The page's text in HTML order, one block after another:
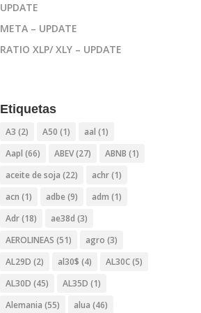
UPDATE
META – UPDATE
RATIO XLP/ XLY – UPDATE
Etiquetas
A3 (2) A50 (1) aal (1)
Aapl (66) ABEV(27) ABNB (1)
aceite de soja (22) achr(1)
acn (1) adbe (9) adm (1)
Adr(18) ae38d (3)
AEROLINEAS (51) agro (3)
AL29D (2) al30$ (4) AL30C(5)
AL30D (45) AL35D (1)
Alemania (55) alua (46)